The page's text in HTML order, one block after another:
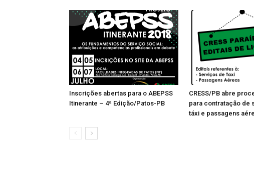
Inscrições abertas para o ABEPSS
Itinerante – 4ª Edição/Patos-PB
CRESS/PB abre
para contratação de
táxi e passagens